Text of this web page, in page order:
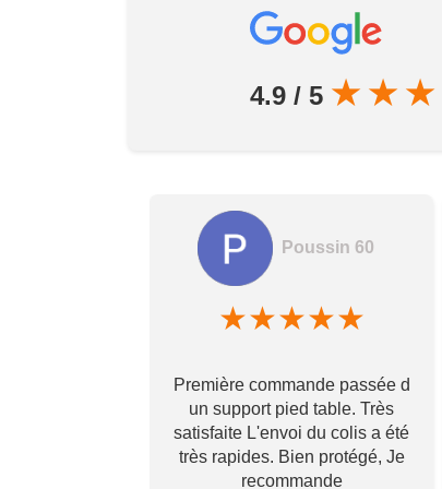
4.9 / 5 ★ ★ ★
Poussin 60
★★★★★
Première commande passée d
un support pied table. Très
satisfaite L'envoi du colis a été
très rapides. Bien protégé, Je
recommande